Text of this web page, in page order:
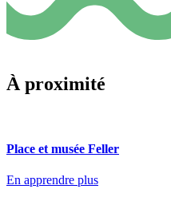
À proximité
Place et musée Feller
En apprendre plus